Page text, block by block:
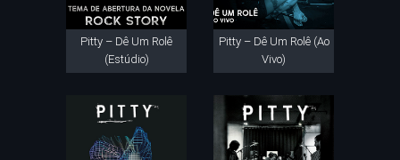
Pitty – Dê Um Rolê
(Estúdio)
Pitty – Dê Um Rolê (Ao
Vivo)